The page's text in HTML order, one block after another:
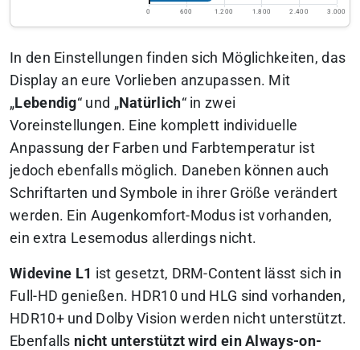
0 600 1.200 1.800 2.400 3.000
In den Einstellungen finden sich Möglichkeiten, das
Display an eure Vorlieben anzupassen. Mit
„Lebendig“ und „Natürlich“ in zwei
Voreinstellungen. Eine komplett individuelle
Anpassung der Farben und Farbtemperatur ist
jedoch ebenfalls möglich. Daneben können auch
Schriftarten und Symbole in ihrer Größe verändert
werden. Ein Augenkomfort-Modus ist vorhanden,
ein extra Lesemodus allerdings nicht.
Widevine L1 ist gesetzt, DRM-Content lässt sich in
Full-HD genießen. HDR10 und HLG sind vorhanden,
HDR10+ und Dolby Vision werden nicht unterstützt.
Ebenfalls nicht unterstützt wird ein Always-on-